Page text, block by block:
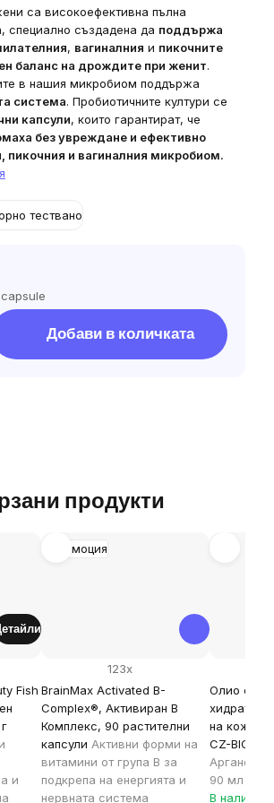
са високоефективна пълна
специално създадена да поддържа
, вагиналния и пикочните
баланс на дрождите при женит.
в нашия микробиом поддържа
система. Пробиотичните култури се
капсули, които гарантират, че
без увреждане и ефективно
пикочния и вагиналния микробиом.
тествано
Добави в количката
продукти
Fish
и
Промоция
BrainMax Activated B-
Complex®, Активиран B
Комплекс, 90 растителни
капсули Активни форми на
витамини от група В за
подкрепа на енергията и
нервната система
123x
Олио от
на кожата
CZ-BIO-
Арганово
90 мл
В